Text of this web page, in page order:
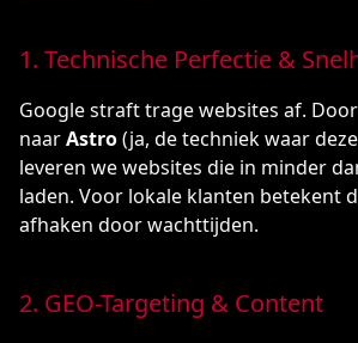
1. Technische Perfectie &
Google straft trage websites af.
naarAstro(ja, de techniek waar
leveren we websites die in minder
laden. Voor lokale klanten betekent
afhaken door wachttijden.
2. GEO-Targeting & Content